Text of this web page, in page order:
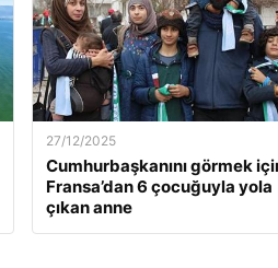
27/12/2025
Cumhurbaşkanını görmek
Fransa’dan 6 çocuğuyla yola
çıkan anne